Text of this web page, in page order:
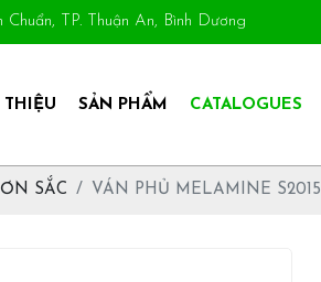
Chuẩn, TP. Thuận An, Bình Dương
SẢN PHẨM CATALOGUES
SẮC VÁN PHỦ MELAMINE S2015